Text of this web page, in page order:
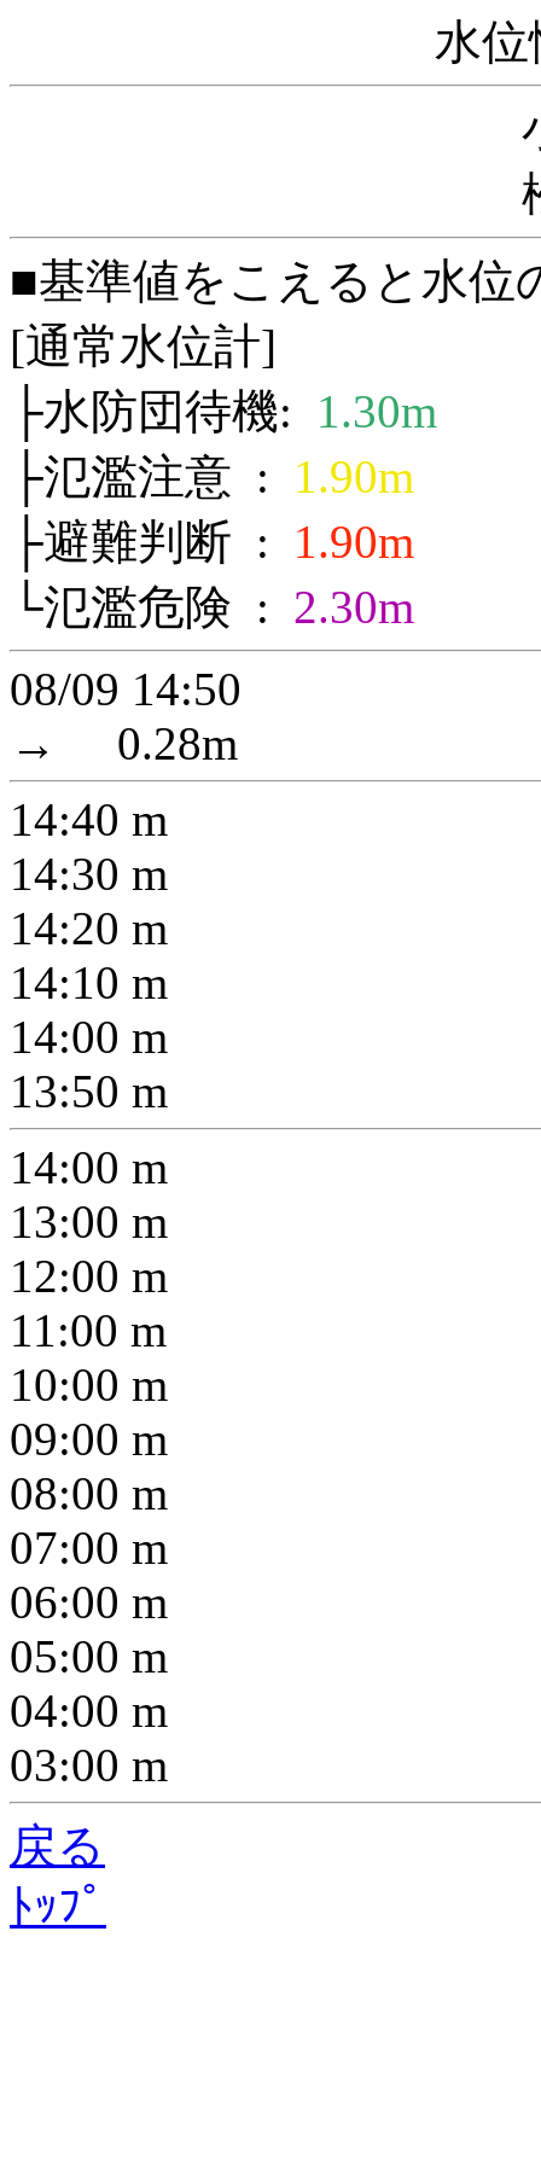
水
■基準値をこえると水位
[通常水位計]
├水防団待機: 1.30m
├氾濫注意 : 1.90m
├避難判断 : 1.90m
└氾濫危険 : 2.30m
08/09 14:50
→
0.28m
14:40 m
14:30 m
14:20 m
14:10 m
14:00 m
13:50 m
14:00 m
13:00 m
12:00 m
11:00 m
10:00 m
09:00 m
08:00 m
07:00 m
06:00 m
05:00 m
04:00 m
03:00 m
戻る
ﾄｯﾌﾟ